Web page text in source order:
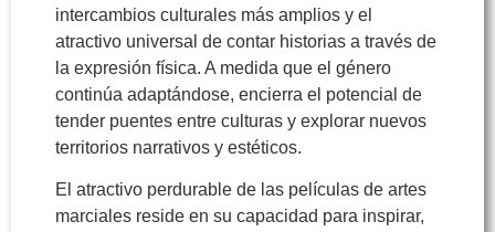
intercambios culturales más amplios y el
atractivo universal de contar historias a través de
la expresión física. A medida que el género
continúa adaptándose, encierra el potencial de
tender puentes entre culturas y explorar nuevos
territorios narrativos y estéticos.
El atractivo perdurable de las películas de artes
marciales reside en su capacidad para inspirar,